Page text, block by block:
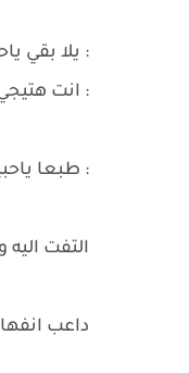
: يلا بقي
: انت
: طبعا
التفت اليه
داعب انفها